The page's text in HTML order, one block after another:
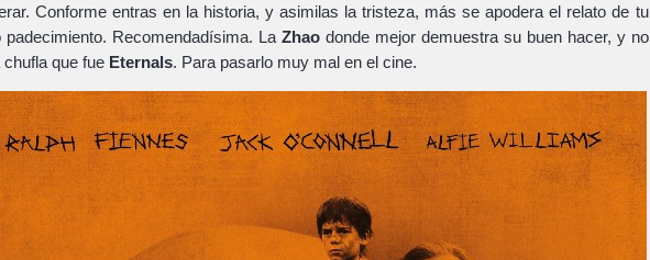
Conforme entras en la historia, y asimilas la tristeza, más se apodera el relato de tu
padecimiento. Recomendadísima. La Zhaodonde mejor demuestra su buen hacer, y no
chufla que fue Eternals. Para pasarlo muy mal en el cine.